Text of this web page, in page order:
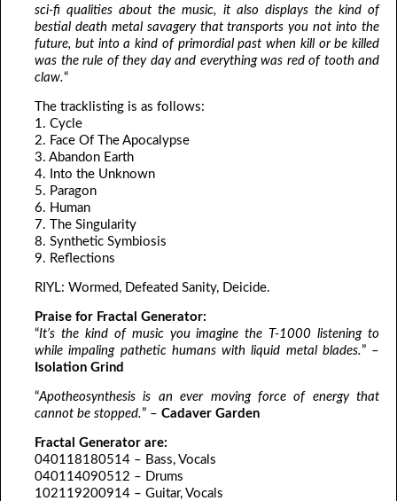
sci-fi qualities about the music, it also displays the kind of
bestial death metal savagery that transports you not into the
future, but into a kind of primordial past when kill or be killed
was the rule of they day and everything was red of tooth and
claw.“
The tracklisting is as follows:
1. Cycle
2. Face Of The Apocalypse
3. Abandon Earth
4. Into the Unknown
5. Paragon
6. Human
7. The Singularity
8. Synthetic Symbiosis
9. Reflections
RIYL: Wormed, Defeated Sanity, Deicide.
Praise for Fractal Generator:
“It’s the kind of music you imagine the T-1000 listening to
while impaling pathetic humans with liquid metal blades.” –
Isolation Grind
“Apotheosynthesis is an ever moving force of energy that
cannot be stopped.” – Cadaver Garden
Fractal Generator are:
040118180514 – Bass, Vocals
040114090512 – Drums
102119200914 – Guitar, Vocals